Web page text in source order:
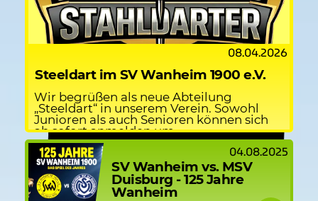
08.04.2026
Steeldart im SV Wanheim 1900 e.V.
Wir begrüßen als neue Abteilung
„Steeldart“ in unserem Verein. Sowohl
Junioren als auch Senioren können sich
ab sofort anmelden um...
04.08.2025
SV Wanheim vs. MSV
Duisburg - 125 Jahre
Wanheim